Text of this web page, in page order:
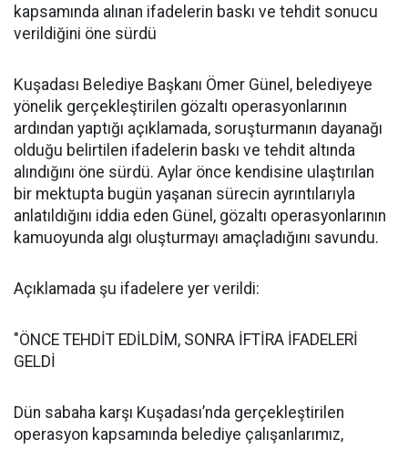
kapsamında alınan ifadelerin baskı ve tehdit sonucu
verildiğini öne sürdü
Kuşadası Belediye Başkanı Ömer Günel, belediyeye
yönelik gerçekleştirilen gözaltı operasyonlarının
ardından yaptığı açıklamada, soruşturmanın dayanağı
olduğu belirtilen ifadelerin baskı ve tehdit altında
alındığını öne sürdü. Aylar önce kendisine ulaştırılan
bir mektupta bugün yaşanan sürecin ayrıntılarıyla
anlatıldığını iddia eden Günel, gözaltı operasyonlarının
kamuoyunda algı oluşturmayı amaçladığını savundu.
Açıklamada şu ifadelere yer verildi:
"ÖNCE TEHDİT EDİLDİM, SONRA İFTİRA İFADELERİ
GELDİ
Dün sabaha karşı Kuşadası’nda gerçekleştirilen
operasyon kapsamında belediye çalışanlarımız,